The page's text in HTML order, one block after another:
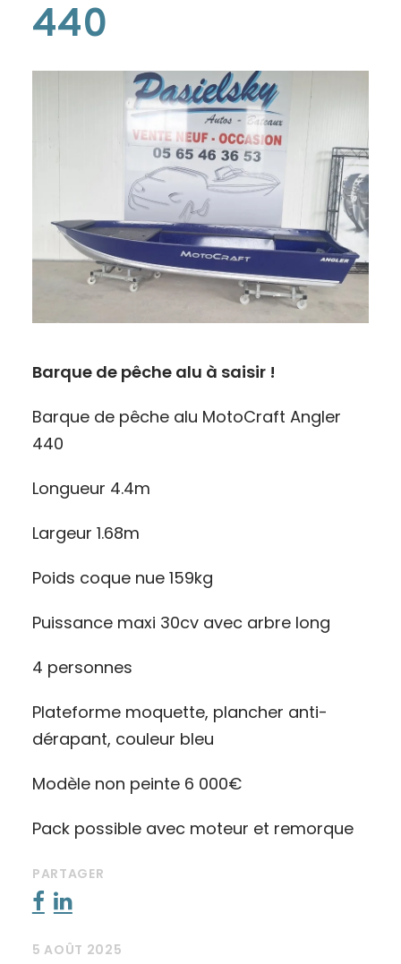
440
Barque de pêche alu à saisir !
Barque de pêche alu MotoCraft Angler
440
Longueur 4.4m
Largeur 1.68m
Poids coque nue 159kg
Puissance maxi 30cv avec arbre long
4 personnes
Plateforme moquette, plancher anti-
dérapant, couleur bleu
Modèle non peinte 6 000€
Pack possible avec moteur et remorque
PARTAGER
5 AOÛT 2025